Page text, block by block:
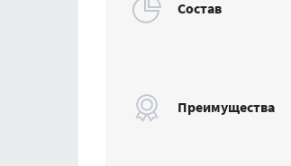
Cостав
Преимущества